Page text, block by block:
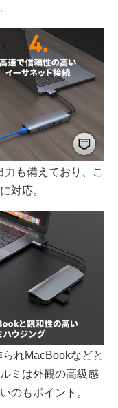
も備えており、こ
対応。
れMacBookなどと
ミは外観の高級感
のもポイント。